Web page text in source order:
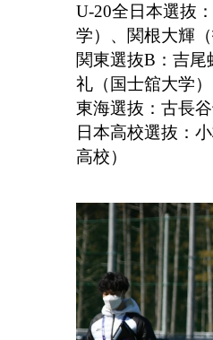
U-20全日本選抜
学）、関根大輝（
関東選抜B：吉
礼（国士舘大学）
東海選抜：古⾧
日本高校選抜：
高校）